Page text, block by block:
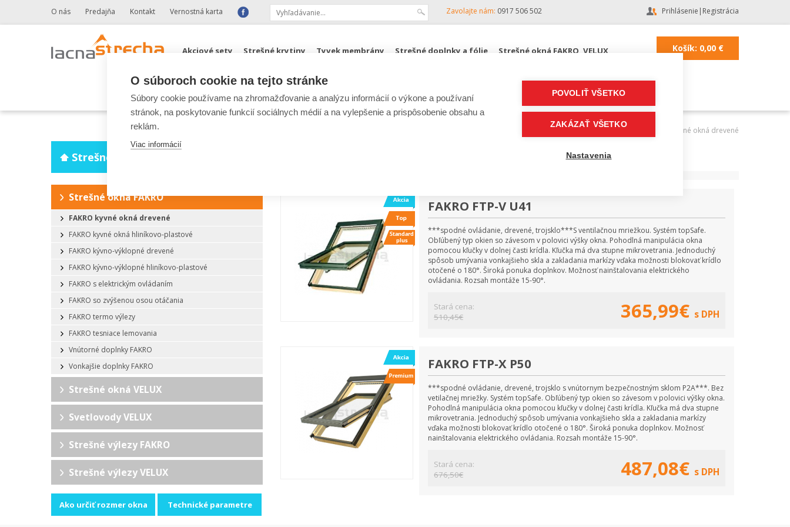
O nás Predajňa Kontakt Vernostná karta Zavolajte nám: 0917 506 502 Prihlásenie | Registrácia
Košík: 0,00€
Akciové sety Strešné krytiny Tyvek membrány Strešné doplnky a fólie Strešné okná FAKRO, VELUX
Odkvapové systémy KJG, ZENIT Podkrovné schody FAKRO
Strešné okná FAKRO, VELUX|Strešné okná FAKRO FAKRO kyvné okná drevené
Strešné okná FAKRO, VELUX
Strešné okná FAKRO
FAKRO kyvné okná drevené
FAKRO kyvné okná hliníkovo-plastové
FAKRO kývno-výklopné drevené
FAKRO kývno-výklopné hliníkovo-plastové
FAKRO s elektrickým ovládaním
FAKRO so zvýšenou osou otáčania
FAKRO termo výlezy
FAKRO tesniace lemovania
Vnútorné doplnky FAKRO
Vonkajšie doplnky FAKRO
Strešné okná VELUX
Svetlovody VELUX
Strešné výlezy FAKRO
Strešné výlezy VELUX
Ako určiť rozmer okna Technické parametre
FAKRO FTP-V U41
***spodné ovládanie, drevené, trojsklo***S ventilačnou mriežkou. Systém topSafe.
Obľúbený typ okien so závesom v polovici výšky okna. Pohodlná manipulácia okna
pomocou kľučky v dolnej časti krídla. Kľučka má dva stupne mikrovetrania. Jednoduchý
spôsob umývania vonkajšieho skla a zakladania markízy vďaka možnosti blokovať krídlo
otočené o 180°. Široká ponuka doplnkov. Možnosť nainštalovania elektrického
ovládania. Rozsah montáže 15-90°.
Stará cena:
510,45€
365,99€ s DPH
FAKRO FTP-X P50
***spodné ovládanie, drevené, trojsklo s vnútornym bezpečnostným sklom P2A***. Bez
vetilačnej mriežky. Systém topSafe. Obľúbený typ okien so závesom v polovici výšky okna.
Pohodlná manipulácia okna pomocou kľučky v dolnej časti krídla. Kľučka má dva stupne
mikrovetrania. Jednoduchý spôsob umývania vonkajšieho skla a zakladania markízy
vďaka možnosti blokovať krídlo otočené o 180°. Široká ponuka doplnkov. Možnosť
nainštalovania elektrického ovládania. Rozsah montáže 15-90°.
Stará cena:
676,50€
487,08€ s DPH
O súboroch cookie na tejto stránke
Súbory cookie používame na zhromažďovanie a analýzu informácií o výkone a používaní
stránok, na poskytovanie funkcií sociálnych médií a na vylepšenie a prispôsobenie obsahu a
reklám.
Viac informácií
POVOLIŤ VŠETKO
ZAKÁZAŤ VŠETKO
Nastavenia